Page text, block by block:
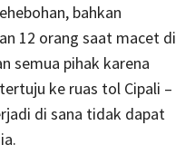
bahkan
12 orang saat macet di
semua pihak karena
ke ruas tol Cipali –
di sana tidak dapat